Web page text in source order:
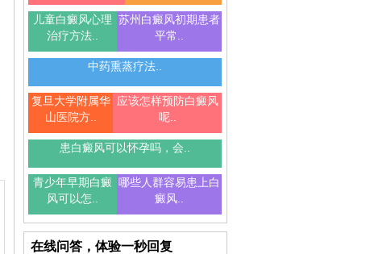
儿童白癜风心理
治疗方法..
苏州白癜风初期患者
平常..
中药熏蒸疗法..
复旦大学附属华
山医院方..
应该怎样预防白癜风
呢..
患白癜风可以怀孕吗，会..
青少年早期白癜
风可以怎..
哪些人群容易患上白
癜风..
在线问答，体验一秒回复